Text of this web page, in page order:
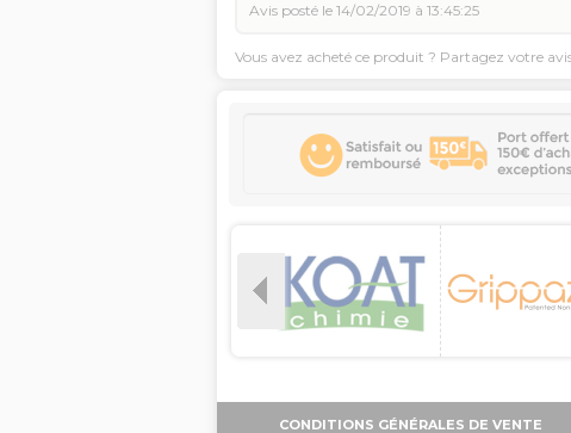
Avis posté le 14/02/2019 à 13:45:25
Vous avez acheté ce produit ? Partagez votre
CONDITIONS GÉNÉRALES DE VENTE